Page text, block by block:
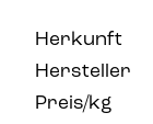
Herkunft
Hersteller
Preis/kg